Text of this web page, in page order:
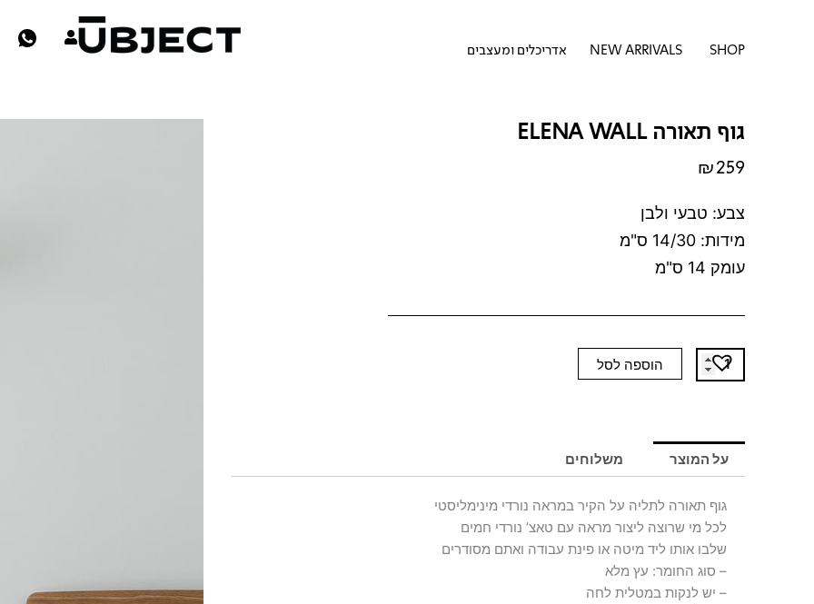
SHOP פתח SHOPNEW ARRIVALS אדריכלים ומעצבים
גוף תאורה ELENA WALL
₪259
צבע: טבעי ולבן
מידות: 14/30 ס"מ
עומק 14 ס"מ
כמות
של
ELENA
WALL
הוספה לסל
על המוצר משלוחים
גוף תאורה לתליה על הקיר במראה נורדי מינימליסטי
לכל מי שרוצה ליצור מראה עם טאצ’ נורדי חמים
שלבו אותו ליד מיטה או פינת עבודה ואתם מסודרים
– סוג החומר: עץ מלא
– יש לנקות במטלית לחה